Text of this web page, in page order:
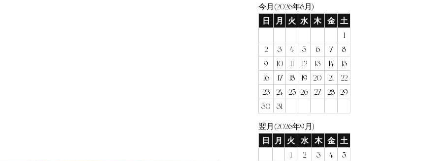
今月(2026年8月)
日
月 火 水 木 金 土
1
2
3 4 5 6 7
8
9
10 11 12 13 14
15
16
17 18 19 20 21
22
23
24 25 26 27 28
29
30
31
翌月(2026年9月)
日
月 火 水 木 金 土
1
2 3 4
5